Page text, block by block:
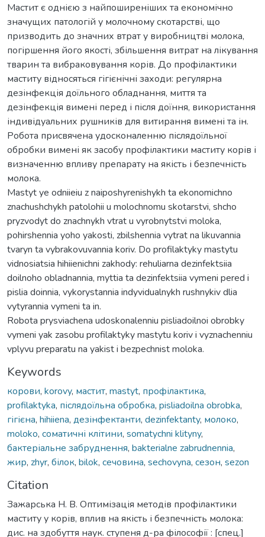
Мастит є однією з найпоширеніших та економічно
значущих патологій у молочному скотарстві, що
призводить до значних втрат у виробництві молока,
погіршення його якості, збільшення витрат на лікування
тварин та вибраковування корів. До профілактики
маститу відносяться гігієнічні заходи: регулярна
дезінфекція доїльного обладнання, миття та
дезінфекція вимені перед і після доїння, використання
індивідуальних рушників для витирання вимені та ін.
Робота присвячена удосконаленню післядоїльної
обробки вимені як засобу профілактики маститу корів і
визначенню впливу препарату на якість і безпечність
молока.
Mastyt ye odniieiu z naiposhyrenishykh ta ekonomichno
znachushchykh patolohii u molochnomu skotarstvi, shcho
pryzvodyt do znachnykh vtrat u vyrobnytstvi moloka,
pohirshennia yoho yakosti, zbilshennia vytrat na likuvannia
tvaryn ta vybrakovuvannia koriv. Do profilaktyky mastytu
vidnosiatsia hihiienichni zakhody: rehuliarna dezinfektsiia
doilnoho obladnannia, myttia ta dezinfektsiia vymeni pered i
pislia doinnia, vykorystannia indyvidualnykh rushnykiv dlia
vytyrannia vymeni ta in.
Robota prysviachena udoskonalenniu pisliadoilnoi obrobky
vymeni yak zasobu profilaktyky mastytu koriv i vyznachenniu
vplyvu preparatu na yakist i bezpechnist moloka.
Keywords
корови, korovy, мастит, mastyt, профілактика,
profilaktyka, післядоїльна обробка, pisliadoilna obrobka,
гігієна, hihiiena, дезінфектанти, dezinfektanty, молоко,
moloko, соматичні клітини, somatychni klityny,
бактеріальне забруднення, bakterialne zabrudnennia,
жир, zhyr, білок, bilok, сечовина, sechovyna, сезон, sezon
Citation
Зажарська Н. В. Оптимізація методів профілактики
маститу у корів, вплив на якість і безпечність молока:
дис. на здобуття наук. ступеня д-ра філософії : [спец.]